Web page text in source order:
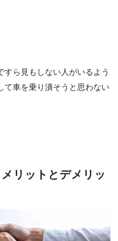
ら見もしない人がいるよう
て車を乗り潰そうと思わない
リットとデメリッ